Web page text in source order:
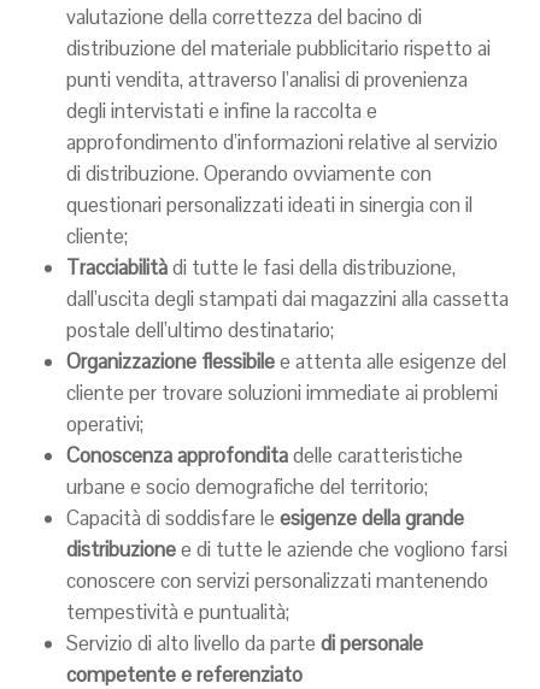
valutazione della correttezza del bacino di
distribuzione del materiale pubblicitario rispetto ai
punti vendita, attraverso l’analisi di provenienza
degli intervistati e infine la raccolta e
approfondimento d’informazioni relative al servizio
di distribuzione. Operando ovviamente con
questionari personalizzati ideati in sinergia con il
cliente;
Tracciabilitàdi tutte le fasi della distribuzione,
dall’uscita degli stampati dai magazzini alla cassetta
postale dell’ultimo destinatario;
Organizzazione flessibilee attenta alle esigenze del
cliente per trovare soluzioni immediate ai problemi
operativi;
Conoscenza approfonditadelle caratteristiche
urbane e socio demografiche del territorio;
Capacità di soddisfare le esigenze della grande
distribuzionee di tutte le aziende che vogliono farsi
conoscere con servizi personalizzati mantenendo
tempestività e puntualità;
Servizio di alto livello da parte di personale
competente e referenziato